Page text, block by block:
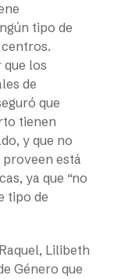
tipo de
los
de
que
tienen
y que no
está
ya que “no
tipo de
Lilibeth
Género que